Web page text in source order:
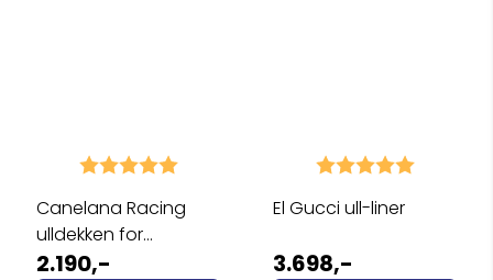
Karakter: 5.0 av 5 mulige
Canelana Racing
ulldekken for
sledehunder
2.190,-
Karakter: 5.0 av 5
El Gucci ull-liner
3.698,-